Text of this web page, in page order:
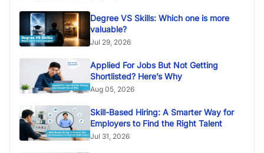
Degree VS Skills: Which one is more
valuable?
Jul 29, 2026
Applied For Jobs But Not Getting
Shortlisted? Here’s Why
Aug 05, 2026
Skill-Based Hiring: A Smarter Way for
Employers to Find the Right Talent
Jul 31, 2026